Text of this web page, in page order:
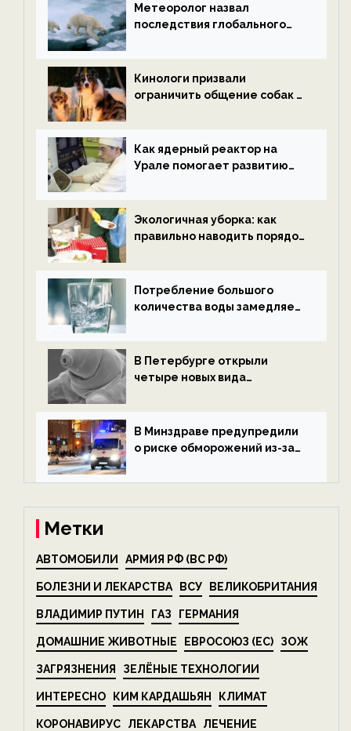
Метеоролог назвал
последствия глобального
ECOportal
Кинологи призвали
ограничить общение собак с
ECOportal
Как ядерный реактор на
Урале помогает развитию
ECOportal
Экологичная уборка: как
правильно наводить порядок
Потребление большого
количества воды замедляет
В Петербурге открыли
четыре новых вида
экологии на ECOportal
В Минздраве предупредили
о риске обморожений из-за
на ECOportal
Метки
АВТОМОБИЛИ АРМИЯ РФ (ВС РФ)
БОЛЕЗНИ И ЛЕКАРСТВА ВСУ ВЕЛИКОБРИТАНИЯ
ВЛАДИМИР ПУТИН ГАЗ ГЕРМАНИЯ
ДОМАШНИЕ ЖИВОТНЫЕ ЕВРОСОЮЗ (ЕС) ЗОЖ
ЗАГРЯЗНЕНИЯ ЗЕЛЁНЫЕ ТЕХНОЛОГИИ
ИНТЕРЕСНО КИМ КАРДАШЬЯН КЛИМАТ
КОРОНАВИРУС ЛЕКАРСТВА ЛЕЧЕНИЕ